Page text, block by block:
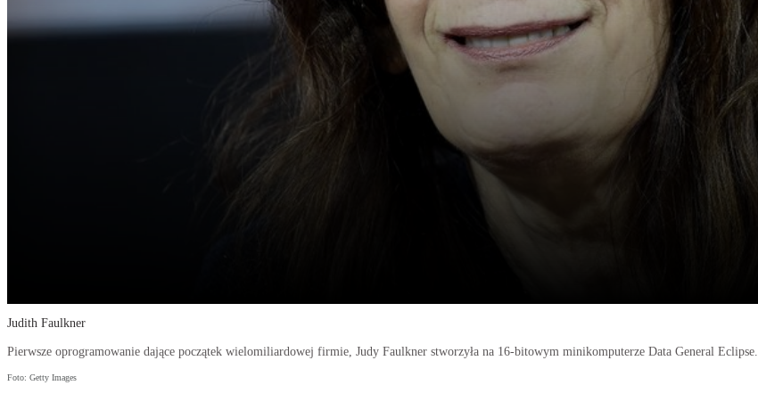
Judith Faulkner
Pierwsze oprogramowanie dające początek wielomiliardowej firmie, Judy Faulkner stworzyła na 16-bitowym minikomputerze Data General Eclipse.
Foto: Getty Images